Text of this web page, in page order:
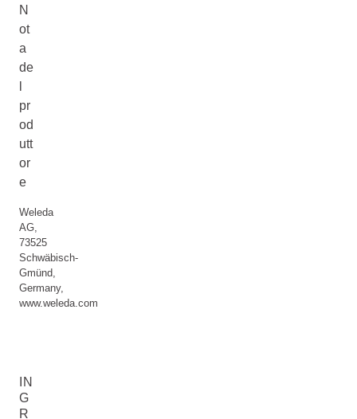
N
ot
a
de
pr
od
utt
or
e
Weleda
AG,
73525
Schwäbisch-
Gmünd,
Germany,
www.weleda.com
IN
G
R